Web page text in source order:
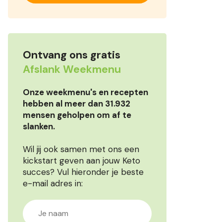
Ontvang ons gratis
Afslank Weekmenu
Onze weekmenu's en recepten
hebben al meer dan 31.932
mensen geholpen om af te
slanken.
Wil jij ook samen met ons een
kickstart geven aan jouw Keto
succes? Vul hieronder je beste
e-mail adres in: